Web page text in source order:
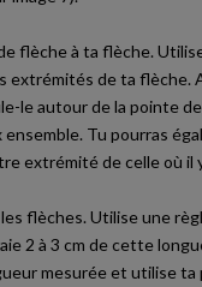
flèche à ta flèche.
extrémités de ta flèche.
le autour de la pointe
Tu pourras
extrémité de celle où il
flèches. Utilise une
2 à 3 cm de cette
mesurée et utilise ta